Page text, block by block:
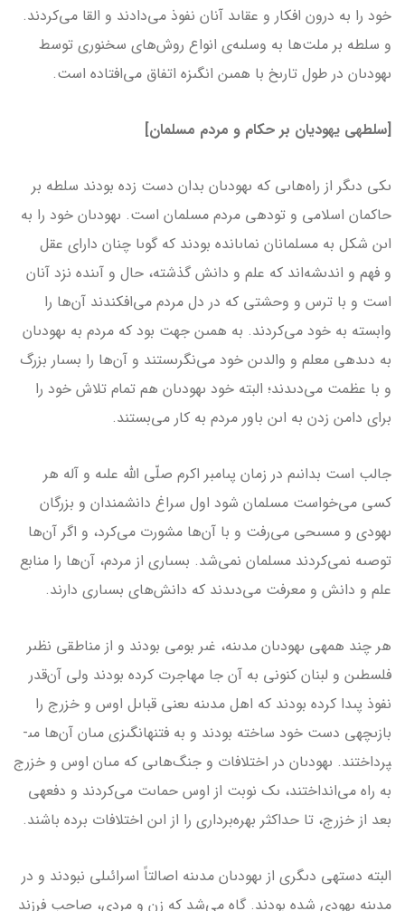
خود را به درون افكار و عقاىد آنان نفوذ مى‌دادند و القا مى‌كردند.
و سلطه بر ملت‌ها به وسلىه‌ى انواع روش‌هاى سخنورى توسط
ىهودىان در طول تارىخ با همىن انگىزه اتفاق مى‌افتاده است.
[سلطه­ی یهودیان بر حکام و مردم مسلمان]
ىكى دىگر از راه‌هاىى كه ىهودىان بدان دست زده بودند سلطه بر
حاكمان اسلامى و توده­ى مردم مسلمان است. ىهودىان خود را به
اىن شکل به مسلمانان نماىانده بودند كه گوىا چنان داراى عقل
و فهم و اندىشه‌اند كه علم و دانش گذشته، حال و آىنده نزد آنان
است و با ترس و وحشتى كه در دل مردم مى‌افكندند آن‌ها را
وابسته به خود مى‌كردند. به همىن جهت بود كه مردم به ىهودىان
به دىده­ى معلم و والدىن خود مى‌نگرىستند و آن‌ها را بسىار بزرگ
و با عظمت مى‌دىدند؛ البته خود ىهودىان هم تمام تلاش خود را
براى دامن زدن به اىن باور مردم به كار مى‌بستند.
جالب است بدانىم در زمان پىامبر اكرم صلّى الله علىه و آله هر
كسی مى‌خواست مسلمان شود اول سراغ دانشمندان و بزرگان
ىهودى و مسىحى مى‌رفت و با آن‌ها مشورت مى‌كرد، و اگر آن‌ها
توصىه نمى‌كردند مسلمان نمى‌شد. بسىارى از مردم، آن‌ها را منابع
علم و دانش و معرفت مى‌دىدند كه دانش‌هاى بسىارى دارند.
هر چند همه­ى ىهودىان مدىنه، غىر بومى بودند و از مناطقى نظىر
فلسطىن و لبنان كنونى به آن جا مهاجرت كرده‌ بودند ولى آن‌قدر
نفوذ پىدا کرده بودند كه اهل مدىنه ىعنى قباىل اوس و خزرج را
بازىچه­ى دست خود ساخته بودند و به فتنه­انگىزى مىان آن‌ها مى­
پرداختند. ىهودىان در اختلافات و جنگ‌هاىى كه مىان اوس و خزرج
به راه مى‌انداختند، ىک نوبت از اوس حماىت مى‌كردند و دفعه­ى
بعد از خزرج، تا حداكثر بهره‌بردارى را از اىن اختلافات برده باشند.
البته دسته­ى دىگرى از ىهودىان مدىنه اصالتاً اسرائىلى نبودند و در
مدىنه ىهودى شده‌ بودند. گاه مى‌شد كه زن و مردى، صاحب فرزند